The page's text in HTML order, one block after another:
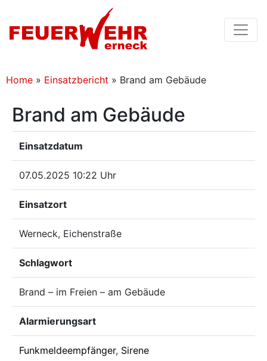
Home » Einsatzbericht » Brand am Gebäude
Brand am Gebäude
Einsatzdatum
07.05.2025 10:22 Uhr
Einsatzort
Werneck, Eichenstraße
Schlagwort
Brand – im Freien – am Gebäude
Alarmierungsart
Funkmeldeempfänger, Sirene